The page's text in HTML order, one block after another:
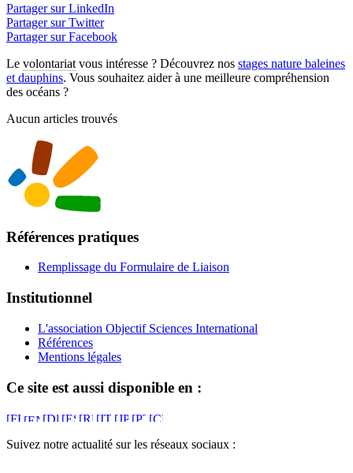
Partager sur LinkedIn
Partager sur Twitter
Partager sur Facebook
Le volontariat vous intéresse ? Découvrez nos stages nature baleines
et dauphins. Vous souhaitez aider à une meilleure compréhension
des océans ?
Aucun articles trouvés
Références pratiques
Remplissage du Formulaire de Liaison
Institutionnel
L'association Objectif Sciences International
Références
Mentions légales
Ce site est aussi disponible en :
Suivez notre actualité sur les réseaux sociaux :